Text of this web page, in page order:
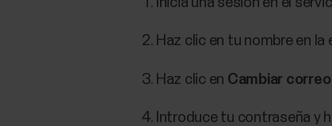
Haz clic en tu nombre en
Haz clic en Cambiar
Introduce tu contraseña y